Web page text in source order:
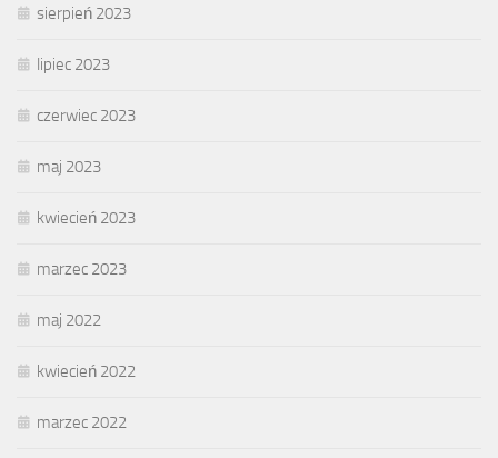
sierpień 2023
lipiec 2023
czerwiec 2023
maj 2023
kwiecień 2023
marzec 2023
maj 2022
kwiecień 2022
marzec 2022